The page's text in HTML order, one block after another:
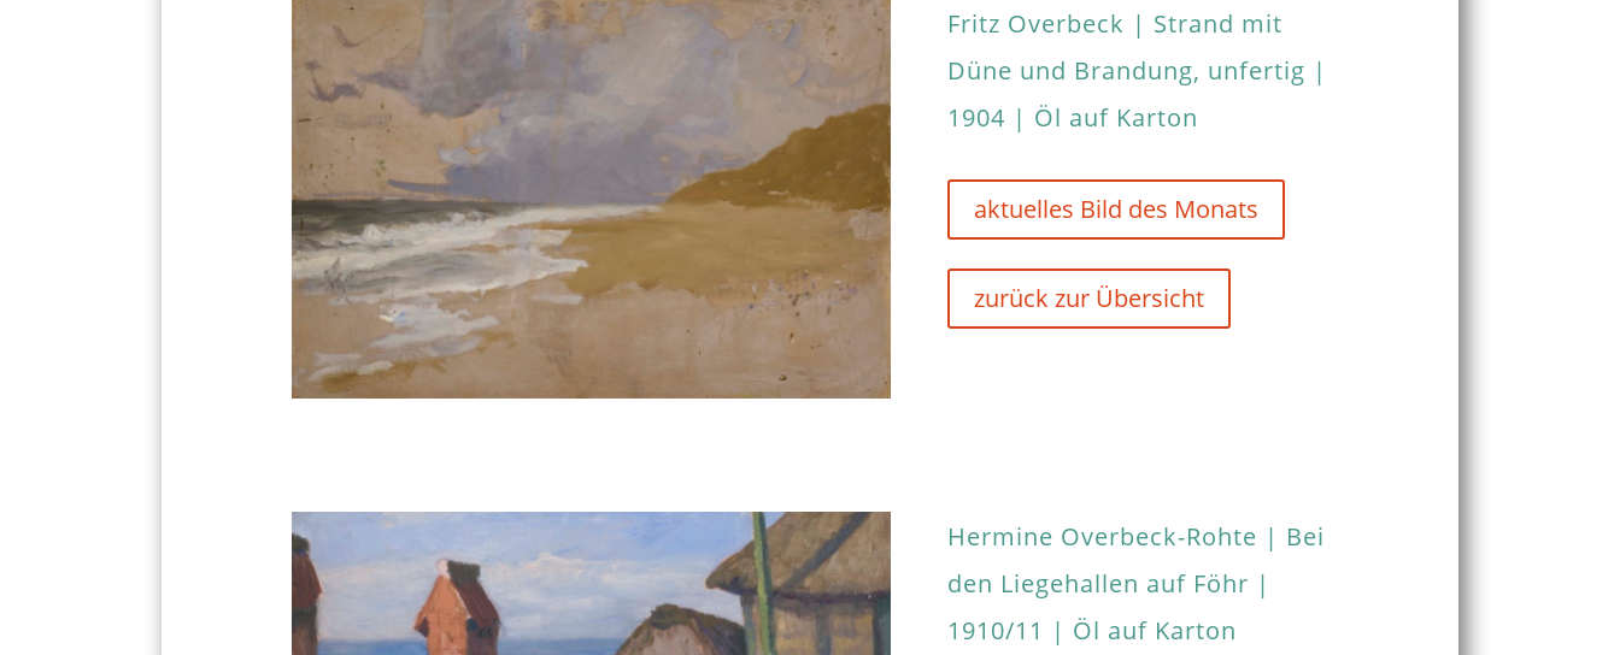
Fritz Overbeck | Strand mit
Düne und Brandung, unfertig |
1904 | Öl auf Karton
aktuelles Bild des Monats
zurück zur Übersicht
Hermine Overbeck-Rohte | Bei
den Liegehallen auf Föhr |
1910/11 | Öl auf Karton